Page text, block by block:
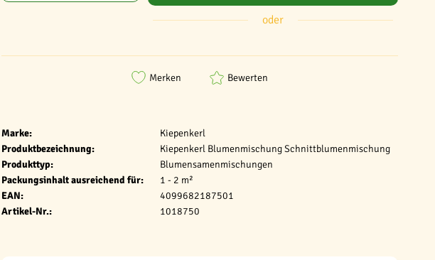
Marke:
Kiepenkerl
Produktbezeichnung:
Kiepenkerl Blumenmischung Schnittblumenmischung
Produkttyp:
Blumensamenmischungen
Packungsinhalt ausreichend für:
1 - 2 m²
EAN:
4099682187501
Artikel-Nr.:
1018750
oder
Merken Bewerten